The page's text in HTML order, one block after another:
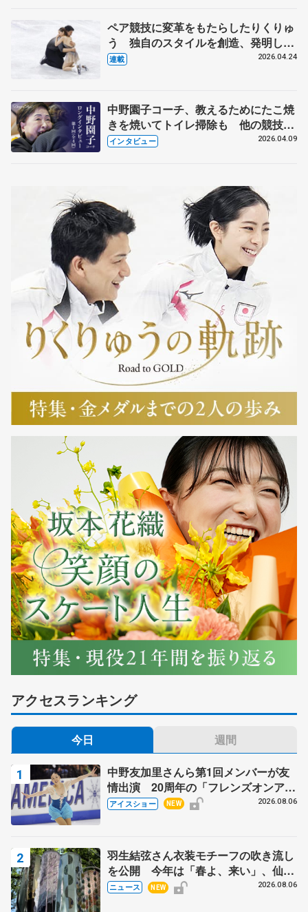
ペア競技に変革をもたらしたりくりゅ
う 独自のスタイルを創造、発明した
【引退発表後②】
連載 2026.04.24
中野園子コーチ、教えるためにたこ焼
きを焼いてトイレ掃除も 他の競技に
も通用するという坂本花織の筋肉
インタビュー 2026.04.09
アクセスランキング
今日 週間
中野友加里さんら第1回メンバーが友
情出演 20周年の「フレンズオンアイ
ス」 宮本賢二さん、有川梨絵さん、
アイスショー NEW 2026.08.06
羽生結弦さん衣装モチーフの吹き流し
を公開 今年は「春よ、来い」、仙台
の瑞鳳殿
ニュース NEW 2026.08.06